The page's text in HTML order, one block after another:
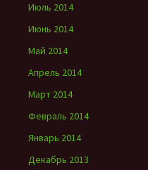
Июль 2014
Июнь 2014
Май 2014
Апрель 2014
Март 2014
Февраль 2014
Январь 2014
Декабрь 2013